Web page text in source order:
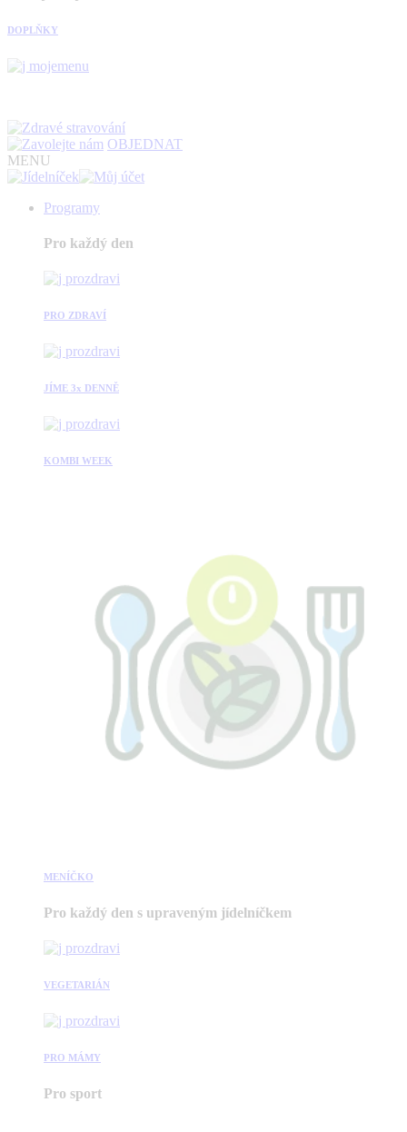
DOPLŇKY
OBJEDNAT
MENU
Programy
Pro každý den
PRO ZDRAVÍ
JÍME 3x DENNĚ
KOMBI WEEK
MENÍČKO
Pro každý den s upraveným jídelníčkem
VEGETARIÁN
PRO MÁMY
Pro sport